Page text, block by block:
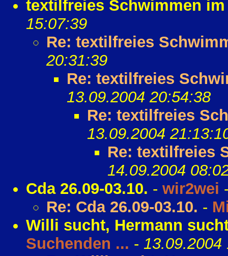
textilfreies Schwimmen
15:07:39
Re: textilfreies
20:31:39
Re: textilfreies
13.09.2004 20:54:38
Re: textilfreies
13.09.2004
Re: textilfreies
14.09.2004
Cda 26.09-03.10. - wir2wei
Re: Cda 26.09-03.10. -
Willi sucht, Hermann
Suchenden ... - 13.09.2004